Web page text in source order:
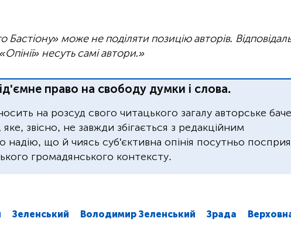
Бастіону» може не поділяти позицію авторів.
несуть самі автори.»
право на свободу думки і слова.
на розсуд свого читацького загалу авторське
яке, звісно, не завжди збігається з редакційним
що й чиясь суб'єктивна опінія посутньо
громадянського контексту.
Зеленський Володимир Зеленський Зрада